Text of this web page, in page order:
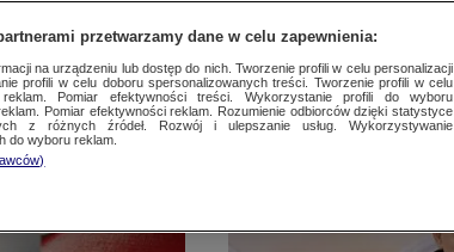
szukane słowo
przetwarzamy dane w celu zapewnienia:
na urządzeniu lub dostęp do nich. Tworzenie profili w celu personalizacji
profili w celu doboru spersonalizowanych treści. Tworzenie profili w celu
reklam. Pomiar efektywności treści. Wykorzystanie profili do wyboru
Pomiar efektywności reklam. Rozumienie odbiorców dzięki statystyce
z różnych źródeł. Rozwój i ulepszanie usług. Wykorzystywanie
do wyboru reklam.